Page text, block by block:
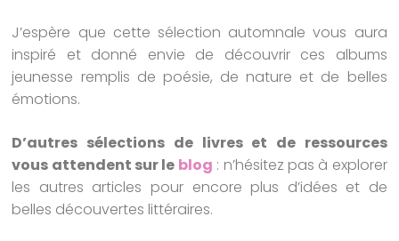
J’espère que cette sélection automnale vous aura
inspiré et donné envie de découvrir ces albums
jeunesse remplis de poésie, de nature et de belles
émotions.
D’autres sélections de livres et de ressources
vous attendent sur le blog : n’hésitez pas à explorer
les autres articles pour encore plus d’idées et de
belles découvertes littéraires.